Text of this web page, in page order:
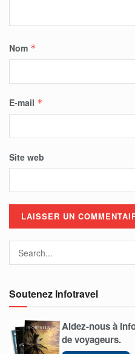
Nom *
E-mail *
Site web
Soutenez Infotravel
Aidez-nous à
de voyageurs.